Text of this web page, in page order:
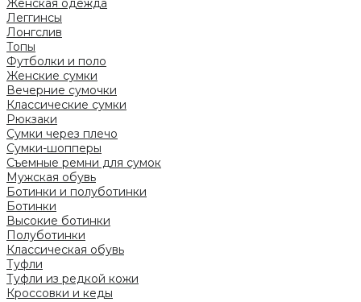
Женская одежда
Леггинсы
Лонгслив
Топы
Футболки и поло
Женские сумки
Вечерние сумочки
Классические сумки
Рюкзаки
Сумки через плечо
Сумки-шопперы
Съемные ремни для сумок
Мужская обувь
Ботинки и полуботинки
Ботинки
Высокие ботинки
Полуботинки
Классическая обувь
Туфли
Туфли из редкой кожи
Кроссовки и кеды